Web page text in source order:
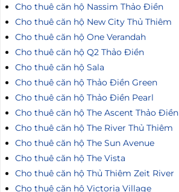
Cho thuê căn hộ Nassim Thảo Điền
Cho thuê căn hộ New City Thủ Thiêm
Cho thuê căn hộ One Verandah
Cho thuê căn hộ Q2 Thảo Điền
Cho thuê căn hộ Sala
Cho thuê căn hộ Thảo Điền Green
Cho thuê căn hộ Thảo Điền Pearl
Cho thuê căn hộ The Ascent Thảo Điền
Cho thuê căn hộ The River Thủ Thiêm
Cho thuê căn hộ The Sun Avenue
Cho thuê căn hộ The Vista
Cho thuê căn hộ Thủ Thiêm Zeit River
Cho thuê căn hộ Victoria Village